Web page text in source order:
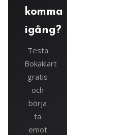
komma
igång?
Testa
Bokaklart
gratis
och
börja
ta
emot